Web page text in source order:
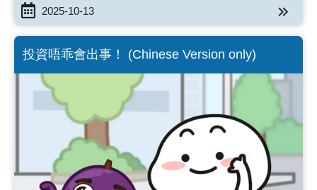
2025-10-13
投資唔乖會出事！ (Chinese Version only)